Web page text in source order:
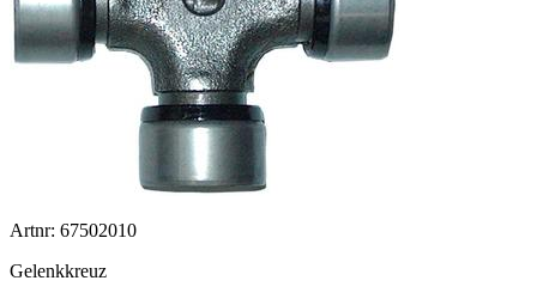
Artnr: 67502010
Gelenkkreuz